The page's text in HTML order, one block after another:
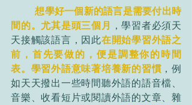
想學好一個新的語言是需要付出時
間的。尤其是頭三個月 ，學習者必須天
天接觸該語言，因此在開始學習外語之
前，首先要做的，便是調整你的時間
表。學習外語意味著培養新的習慣 ，例
如天天撥出一些時間聽外語的語音檔、
音樂、收看短片或閱讀外語的文章、雜